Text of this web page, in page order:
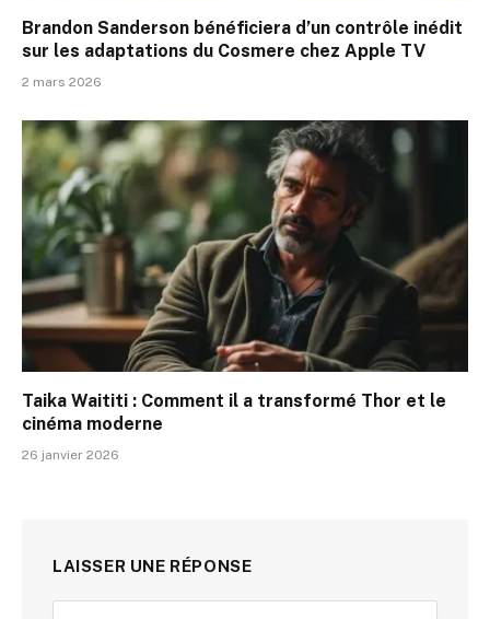
Brandon Sanderson bénéficiera d’un contrôle inédit
sur les adaptations du Cosmere chez Apple TV
2 mars 2026
Taika Waititi : Comment il a transformé Thor et le
cinéma moderne
26 janvier 2026
LAISSER UNE RÉPONSE